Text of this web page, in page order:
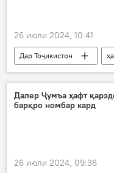
26 июли 2024, 10:41
Дар Тоҷикистон
фоида
Далер Ҷумъа ҳафт
барқро номбар кард
26 июли 2024, 09:36